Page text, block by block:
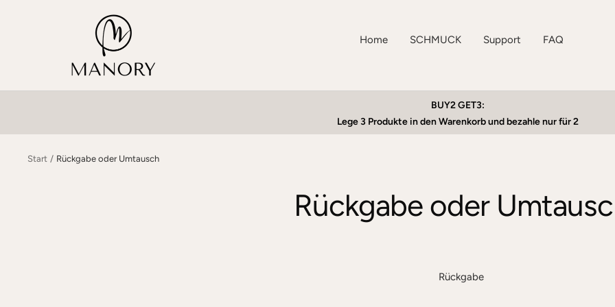
Home SCHMUCK Support FAQ
BUY2 GET3:
Lege 3 Produkte in den Warenkorb und bezahle nur für 2
Start Rückgabe oder Umtausch
Rückgabe oder
Rückgabe